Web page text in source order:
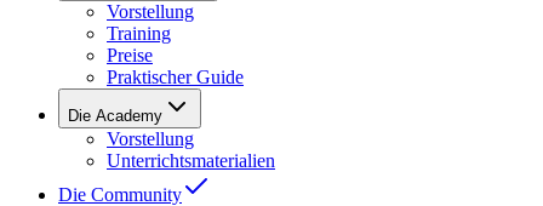
Vorstellung
Training
Preise
Praktischer Guide
Die Academy
Vorstellung
Unterrichtsmaterialien
Die Community